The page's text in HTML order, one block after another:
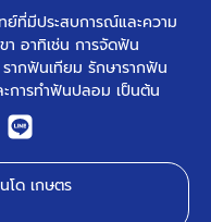
ที่มีประสบการณ์และความ
า อาทิเช่น การจัดฟัน
กฟันเทียม รักษารากฟัน
การทำฟันปลอม เป็นต้น
โด เกษตร